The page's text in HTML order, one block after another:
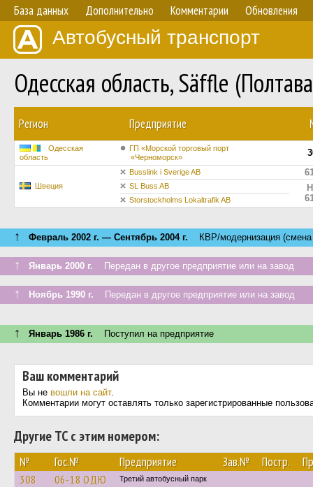
База данных Дополнительно Комментарии Обновления
Автобусный транспорт
Одесская область, Säffle
Регион Предприятие
Одесская
область
ГП «Морской торговый порт
«Черноморск»
Швеция
Busslink i Sverige AB
SL Buss AB
Storstockholms Lokaltrafik AB
↑ Февраль 2002 г. — Сентябрь 2004 г. КВР/модернизация
↑ Январь 2000 г. Передан в другое предприятие или на завод
↑ Ноябрь 1990 г. Передан в другое предприятие или на завод
↑ Январь 1986 г. Поступил на предприятие
Ваш комментарий
Вы не вошли на сайт.
Комментарии могут оставлять только зарегистрированные
Другие ТС с этим номером:
№ Гос.№ Предприятие Зав.№ Постр.
308 06-18 ОДЮ Третий автобусный парк